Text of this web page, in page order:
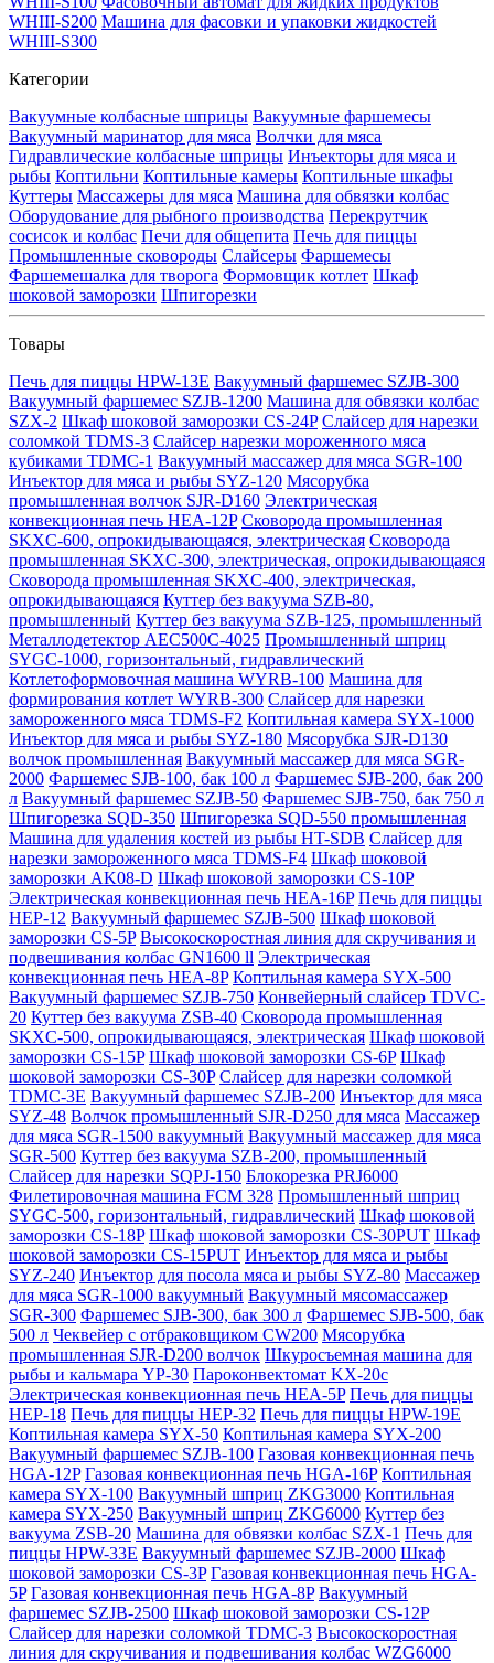
WHIII-S200 Машина для фасовки и упаковки жидкостей
WHIII-S300
Категории
Вакуумные колбасные шприцы Вакуумные фаршемесы
Вакуумный маринатор для мяса Волчки для мяса
Гидравлические колбасные шприцы Инъекторы для мяса и
рыбы Коптильни Коптильные камеры Коптильные шкафы
Куттеры Массажеры для мяса Машина для обвязки колбас
Оборудование для рыбного производства Перекрутчик
сосисок и колбас Печи для общепита Печь для пиццы
Промышленные сковороды Слайсеры Фаршемесы
Фаршемешалка для творога Формовщик котлет Шкаф
шоковой заморозки Шпигорезки
Товары
Печь для пиццы HPW-13E Вакуумный фаршемес SZJB-300
Вакуумный фаршемес SZJB-1200 Машина для обвязки колбас
SZX-2 Шкаф шоковой заморозки CS-24P Слайсер для нарезки
соломкой TDMS-3 Слайсер нарезки мороженного мяса
кубиками TDMC-1 Вакуумный массажер для мяса SGR-100
Инъектор для мяса и рыбы SYZ-120 Мясорубка
промышленная волчок SJR-D160 Электрическая
конвекционная печь HEA-12P Сковорода промышленная
SKXC-600, опрокидывающаяся, электрическая Сковорода
промышленная SKXC-300, электрическая, опрокидывающаяся
Сковорода промышленная SKXC-400, электрическая,
опрокидывающаяся Куттер без вакуума SZB-80,
промышленный Куттер без вакуума SZB-125, промышленный
Металлодетектор AEC500C-4025 Промышленный шприц
SYGC-1000, горизонтальный, гидравлический
Котлетоформовочная машина WYRB-100 Машина для
формирования котлет WYRB-300 Слайсер для нарезки
замороженного мяса TDMS-F2 Коптильная камера SYX-1000
Инъектор для мяса и рыбы SYZ-180 Мясорубка SJR-D130
волчок промышленная Вакуумный массажер для мяса SGR-
2000 Фаршемес SJB-100, бак 100 л Фаршемес SJB-200, бак 200
л Вакуумный фаршемес SZJB-50 Фаршемес SJB-750, бак 750 л
Шпигорезка SQD-350 Шпигорезка SQD-550 промышленная
Машина для удаления костей из рыбы HT-SDB Слайсер для
нарезки замороженного мяса TDMS-F4 Шкаф шоковой
заморозки AK08-D Шкаф шоковой заморозки CS-10P
Электрическая конвекционная печь HEA-16P Печь для пиццы
HEP-12 Вакуумный фаршемес SZJB-500 Шкаф шоковой
заморозки CS-5P Высокоскоростная линия для скручивания и
подвешивания колбас GN1600 ll Электрическая
конвекционная печь HEA-8P Коптильная камера SYX-500
Вакуумный фаршемес SZJB-750 Конвейерный слайсер TDVC-
20 Куттер без вакуума ZSB-40 Сковорода промышленная
SKXC-500, опрокидывающаяся, электрическая Шкаф шоковой
заморозки CS-15P Шкаф шоковой заморозки CS-6P Шкаф
шоковой заморозки CS-30P Слайсер для нарезки соломкой
TDMC-3E Вакуумный фаршемес SZJB-200 Инъектор для мяса
SYZ-48 Волчок промышленный SJR-D250 для мяса Массажер
для мяса SGR-1500 вакуумный Вакуумный массажер для мяса
SGR-500 Куттер без вакуума SZB-200, промышленный
Слайсер для нарезки SQPJ-150 Блокорезка PRJ6000
Филетировочная машина FCM 328 Промышленный шприц
SYGC-500, горизонтальный, гидравлический Шкаф шоковой
заморозки CS-18P Шкаф шоковой заморозки CS-30PUT Шкаф
шоковой заморозки CS-15PUT Инъектор для мяса и рыбы
SYZ-240 Инъектор для посола мяса и рыбы SYZ-80 Массажер
для мяса SGR-1000 вакуумный Вакуумный мясомассажер
SGR-300 Фаршемес SJB-300, бак 300 л Фаршемес SJB-500, бак
500 л Чеквейер с отбраковщиком CW200 Мясорубка
промышленная SJR-D200 волчок Шкуросъемная машина для
рыбы и кальмара YP-30 Пароконвектомат KX-20c
Электрическая конвекционная печь HEA-5P Печь для пиццы
HEP-18 Печь для пиццы HEP-32 Печь для пиццы HPW-19E
Коптильная камера SYX-50 Коптильная камера SYX-200
Вакуумный фаршемес SZJB-100 Газовая конвекционная печь
HGA-12P Газовая конвекционная печь HGA-16P Коптильная
камера SYX-100 Вакуумный шприц ZKG3000 Коптильная
камера SYX-250 Вакуумный шприц ZKG6000 Куттер без
вакуума ZSB-20 Машина для обвязки колбас SZX-1 Печь для
пиццы HPW-33E Вакуумный фаршемес SZJB-2000 Шкаф
шоковой заморозки CS-3P Газовая конвекционная печь HGA-
5P Газовая конвекционная печь HGA-8P Вакуумный
фаршемес SZJB-2500 Шкаф шоковой заморозки CS-12P
Слайсер для нарезки соломкой TDMC-3 Высокоскоростная
линия для скручивания и подвешивания колбас WZG6000